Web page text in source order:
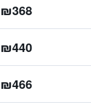
₪368
₪440
₪466